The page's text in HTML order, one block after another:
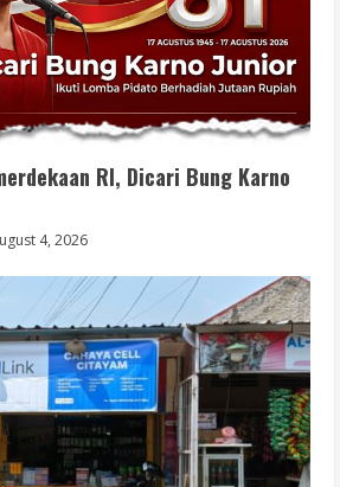
RI, Dicari Bung Karno
4, 2026